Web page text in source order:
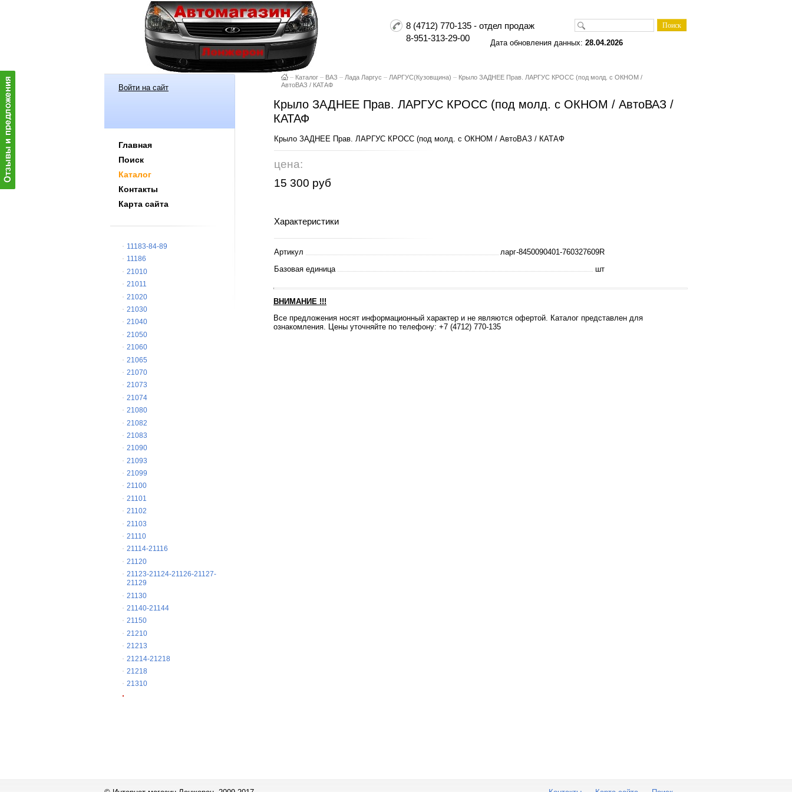
8 (4712) 770-135 - отдел продаж
8-951-313-29-00
Дата обновления данных: 28.04.2026
Войти на сайт
Главная
Поиск
Каталог
Контакты
Карта сайта
11183-84-89
11186
21010
21011
21020
21030
21040
21050
21060
21065
21070
21073
21074
21080
21082
21083
21090
21093
21099
21100
21101
21102
21103
21110
21114-21116
21120
21123-21124-21126-21127-
21129
21130
21140-21144
21150
21210
21213
21214-21218
21218
21310
– Каталог – ВАЗ – Лада Ларгус – ЛАРГУС(Кузовщина) – Крыло ЗАДНЕЕ Прав. ЛАРГУС КРОСС (под молд. с ОКНОМ /
АвтоВАЗ / КАТАФ
Крыло ЗАДНЕЕ Прав. ЛАРГУС КРОСС (под молд. с ОКНОМ / АвтоВАЗ /
КАТАФ
Крыло ЗАДНЕЕ Прав. ЛАРГУС КРОСС (под молд. с ОКНОМ / АвтоВАЗ / КАТАФ
цена:
15 300 руб
Характеристики
Артикул
ларг-8450090401-760327609R
Базовая единица
шт
ВНИМАНИЕ !!!
Все предложения носят информационный характер и не являются офертой. Каталог представлен для
ознакомления. Цены уточняйте по телефону: +7 (4712) 770-135